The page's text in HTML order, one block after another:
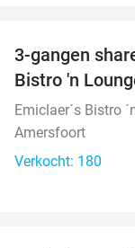
3-gangen
Bistro 'n
Emiclaer´s Bistro
Amersfoort
Verkocht: 180